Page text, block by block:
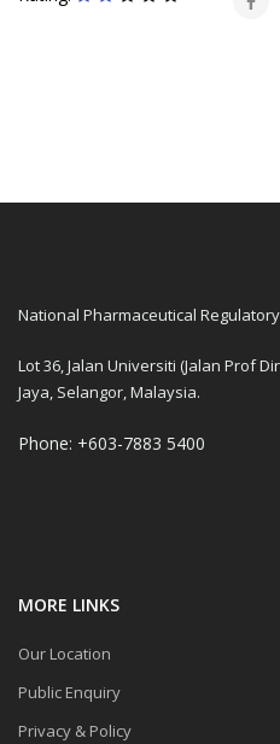
National Pharmaceutical Regulatory
Lot 36, Jalan Universiti (Jalan Prof
Jaya, Selangor, Malaysia.
Phone: +603-7883 5400
MORE LINKS
Our Location
Public Enquiry
Privacy & Policy